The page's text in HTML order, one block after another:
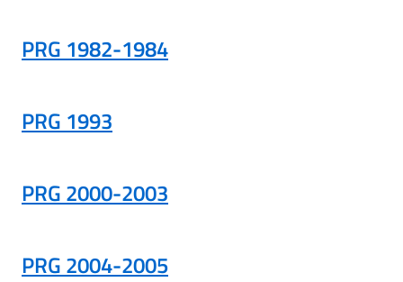
PRG 1982-1984
PRG 1993
PRG 2000-2003
PRG 2004-2005